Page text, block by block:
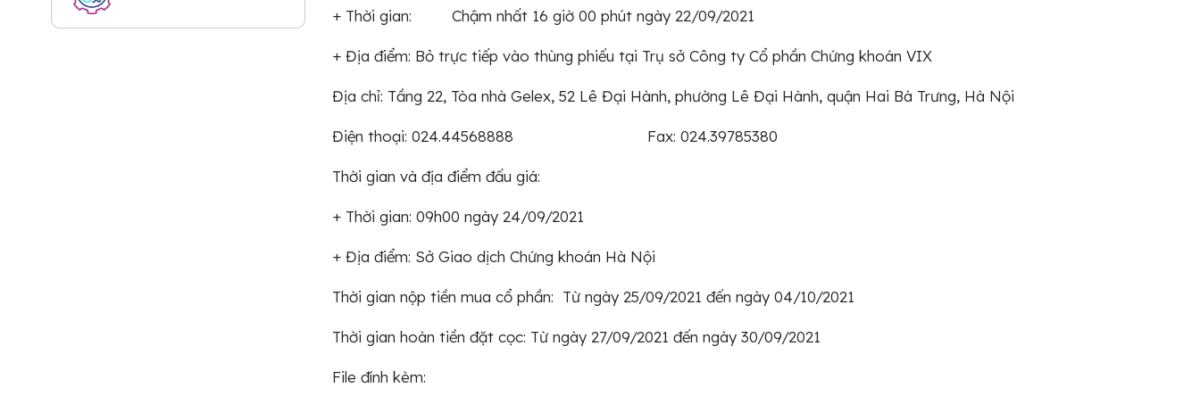
+ Thời gian: Chậm nhất 16 giờ 00 phút ngày 22/09/2021
+ Địa điểm: Bỏ trực tiếp vào thùng phiếu tại Trụ sở Công ty Cổ phần Chứng khoán VIX
Địa chỉ: Tầng 22, Tòa nhà Gelex, 52 Lê Đại Hành, phường Lê Đại Hành, quận Hai Bà Trưng, Hà Nội
Điện thoại: 024.44568888 Fax: 024.39785380
Thời gian và địa điểm đấu giá:
+ Thời gian: 09h00 ngày 24/09/2021
+ Địa điểm: Sở Giao dịch Chứng khoán Hà Nội
Thời gian nộp tiền mua cổ phần: Từ ngày 25/09/2021 đến ngày 04/10/2021
Thời gian hoàn tiền đặt cọc: Từ ngày 27/09/2021 đến ngày 30/09/2021
File đính kèm: